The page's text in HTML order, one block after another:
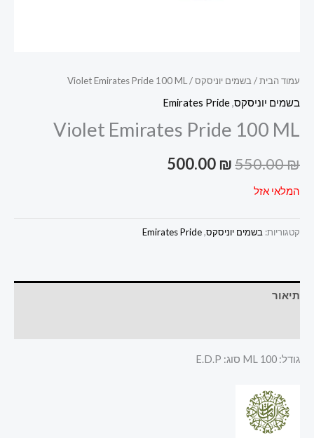
עמוד הבית/ בשמים יוניסקס/ Violet Emirates Pride 100 ML
בשמים יוניסקס,
Emirates Pride
Violet Emirates Pride 100 ML
550.00₪
500.00 ₪
המלאי אזל
קטגוריות: בשמים יוניסקס,
Emirates Pride
תיאור
גודל: 100 ML סוג: E.D.P